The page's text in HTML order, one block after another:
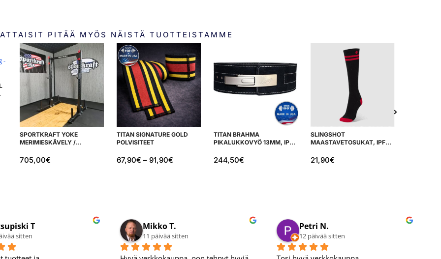
PITÄÄ MYÖS NÄISTÄ TUOTTEISTAMME
SPORTKRAFT YOKE
MERIMIESKÄVELY /
705,00€
TITAN SIGNATURE GOLD
POLVISITEET
67,90€ – 91,90€
TITAN BRAHMA
PIKALUKKOVYÖ 13MM, IPF
244,50€
SLINGSHOT
MAASTAVETOSUKAT, IPF
21,90€
T
sitten
Mikko T.
11 päivää sitten
Petri N.
12 päivää sitten